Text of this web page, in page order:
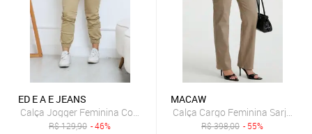
ED E A E JEANS
Calça Jogger Feminina Com Bolsos e Elástico Cor Cáqui Moda
R$129,90 - 46%
MACAW
R$398,00 - 55%